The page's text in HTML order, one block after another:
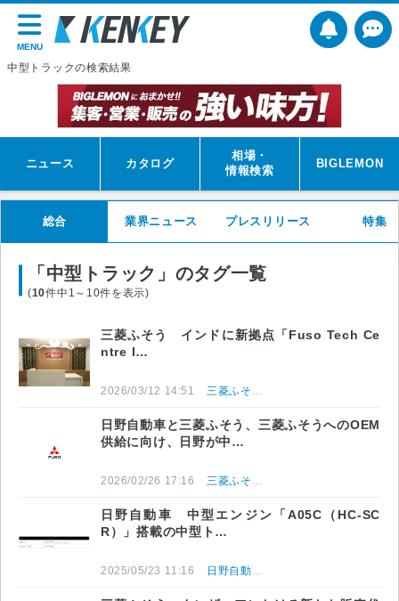
MENU
中型トラックの検索結果
ニュース カタログ
相場・
情報検索
BIGLEMON
総合 業界ニュース プレスリリース 特集
「中型トラック」のタグ一覧
(10件中1～10件を表示)
三菱ふそう インドに新拠点「Fuso Tech Ce
ntre I…
2026/03/12 14:51 三菱ふそうトラック・バス株式会社
日野自動車と三菱ふそう、三菱ふそうへのOEM
供給に向け、日野が中…
2026/02/26 17:16 三菱ふそうトラック・バス株式会社
日野自動車 中型エンジン「A05C（HC-SC
R）」搭載の中型ト…
2025/05/23 11:16 日野自動車株式会社